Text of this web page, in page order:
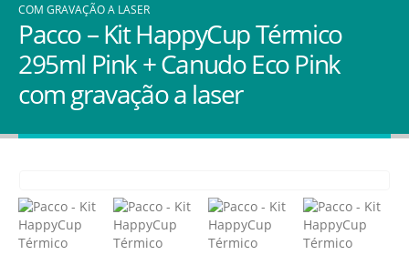
COM GRAVAÇÃO A LASER
Pacco – Kit HappyCup Térmico
295ml Pink + Canudo Eco Pink
com gravação a laser